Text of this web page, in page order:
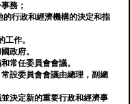
務；
的行政和經濟機構的決定和指
作。
政府。
常任委員會會議。
設委員會會議由總理，副總
決定新的重要行政和經濟事